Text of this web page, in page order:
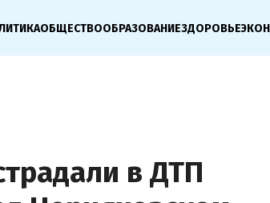
ОБЩЕСТВООБРАЗОВАНИЕЗДОРОВЬЕ
в ДТП